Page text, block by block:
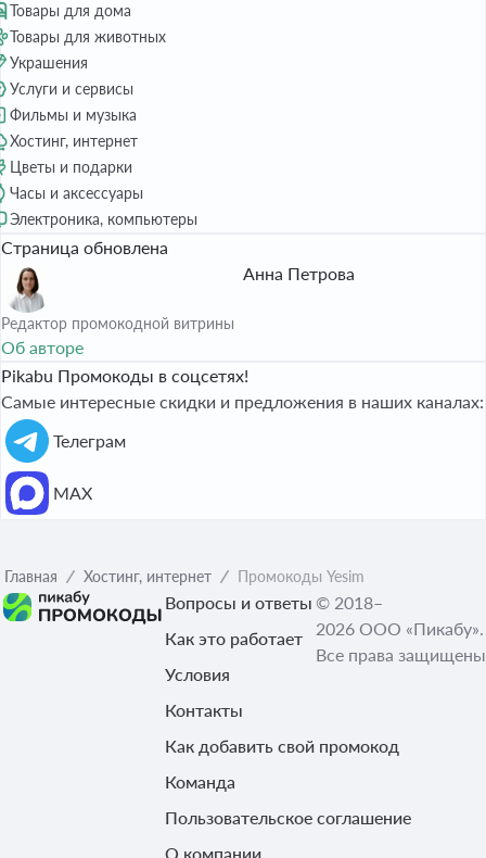
Товары для дома
Товары для животных
Украшения
Услуги и сервисы
Фильмы и музыка
Хостинг, интернет
Цветы и подарки
Часы и аксессуары
Электроника, компьютеры
Страница обновлена
Анна Петрова
Редактор промокодной витрины
Об авторе
Pikabu Промокоды в соцсетях!
Самые интересные скидки и предложения в наших каналах:
Телеграм
МАХ
Главная Хостинг, интернет Промокоды Yesim
Вопросы и ответы
Как это работает
Условия
Контакты
Как добавить свой промокод
Команда
Пользовательское соглашение
О компании
© 2018–
2026 ООО «Пикабу».
Все права защищены